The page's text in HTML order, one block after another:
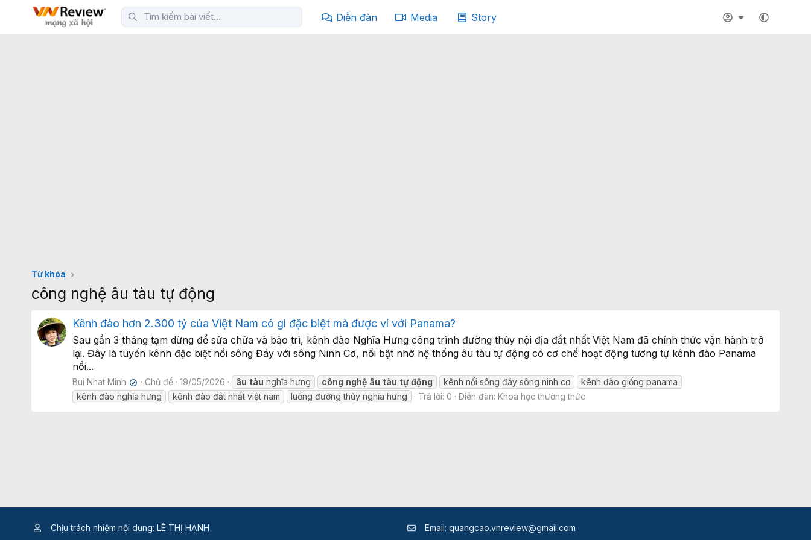
Diễn đàn Media Story
Từ khóa
công nghệ âu tàu tự động
Kênh đào hơn 2.300 tỷ của Việt Nam có gì đặc biệt mà được ví với Panama?
Sau gần 3 tháng tạm dừng để sửa chữa và bảo trì, kênh đào Nghĩa Hưng công trình đường thủy nội địa đắt nhất Việt Nam đã chính thức vận hành trở
lại. Đây là tuyến kênh đặc biệt nối sông Đáy với sông Ninh Cơ, nổi bật nhờ hệ thống âu tàu tự động có cơ chế hoạt động tương tự kênh đào Panama
nổi...
Bui Nhat Minh ✔ Chủ đề 19/05/2026 âu tàu nghĩa hưng công nghệ âu tàu tự động kênh nối sông đáy sông ninh cơ
kênh đào giống panama
kênh đào nghĩa hưng
kênh đào đắt nhất việt nam luồng đường thủy nghĩa hưng Trả lời: 0 Diễn đàn: Khoa học thường thức
Chịu trách nhiệm nội dung: LÊ THỊ HẠNH Email: quangcao.vnreview@gmail.com